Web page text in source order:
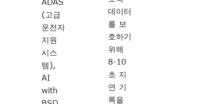
ADAS
(고급
운전자
지원
시스
템),
AI
with
데이터
를 보
호하기
위해
8-10
초 지
연 기
록을